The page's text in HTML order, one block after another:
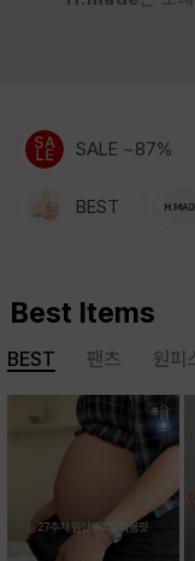
SALE ~87%
BEST
Best Items
BEST 팬츠 원피